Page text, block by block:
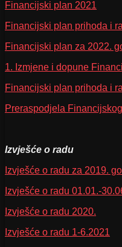
Financijski plan 2021
Financijski plan prihoda i
Financijski plan za 2022.
1. Izmjene i dopune
Financijski plan prihoda i
Preraspodjela
Izvješće o radu
Izvješće o radu za 2019.
Izvješće o radu 01.01.-
Izvješće o radu 2020.
Izvješće o radu 1-6.2021